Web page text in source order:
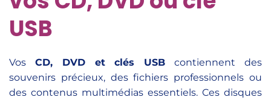
USB
Vos CD, DVD et clés USB contiennent des
souvenirs précieux, des fichiers professionnels ou
des contenus multimédias essentiels. Ces disques